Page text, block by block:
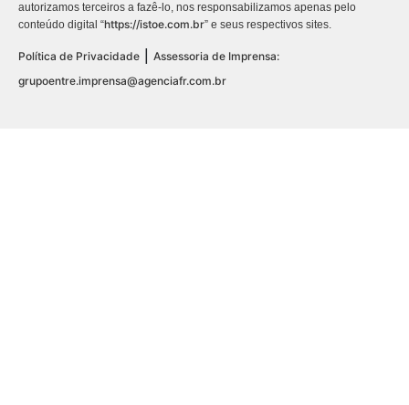
autorizamos terceiros a fazê-lo, nos responsabilizamos apenas pelo
conteúdo digital “https://istoe.com.br” e seus respectivos sites.
Política de Privacidade
Assessoria de Imprensa:
grupoentre.imprensa@agenciafr.com.br